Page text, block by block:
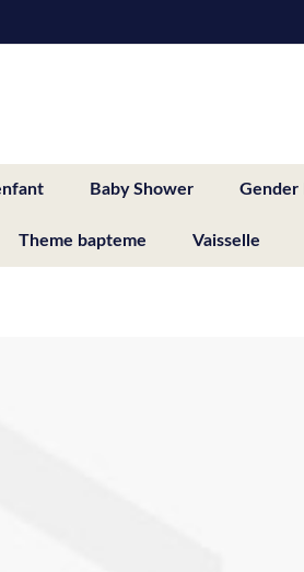
Baby Shower Gender
Theme bapteme Vaisselle